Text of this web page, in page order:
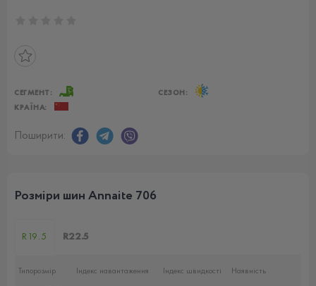
СЕГМЕНТ:
СЕЗОН:
КРАЇНА:
Поширити:
Розміри шин Annaite 706
R19.5 R22.5
Типорозмір Індекс навантаження Індекс швидкості
Наявність